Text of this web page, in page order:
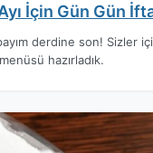
İçin Gün Gün
derdine son! Sizler
hazırladık.